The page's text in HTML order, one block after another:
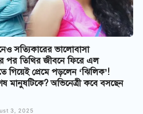
সত্যিকারের ভালোবাসা
পর তিথির জীবনে ফিরে এল
গিয়েই প্রেমে পড়লেন ‘ঝিলিক’!
মানুষটিকে? অভিনেত্রী কবে বসছেন
3, 2025